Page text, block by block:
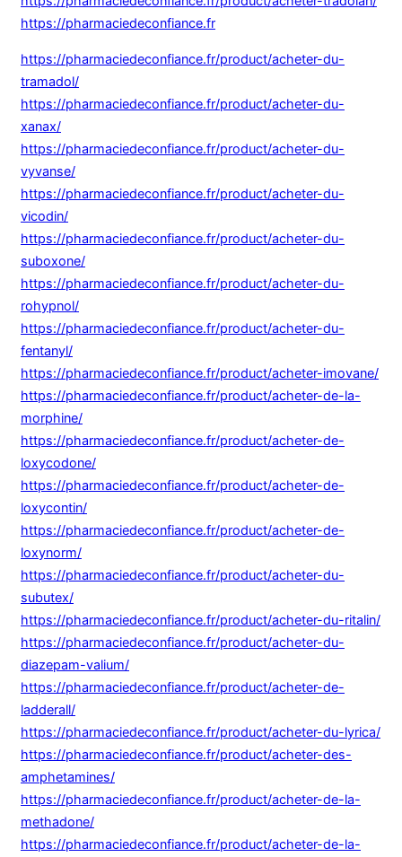
https://pharmaciedeconfiance.fr
https://pharmaciedeconfiance.fr/product/acheter-du-
tramadol/
https://pharmaciedeconfiance.fr/product/acheter-du-
xanax/
https://pharmaciedeconfiance.fr/product/acheter-du-
vyvanse/
https://pharmaciedeconfiance.fr/product/acheter-du-
vicodin/
https://pharmaciedeconfiance.fr/product/acheter-du-
suboxone/
https://pharmaciedeconfiance.fr/product/acheter-du-
rohypnol/
https://pharmaciedeconfiance.fr/product/acheter-du-
fentanyl/
https://pharmaciedeconfiance.fr/product/acheter-imovane/
https://pharmaciedeconfiance.fr/product/acheter-de-la-
morphine/
https://pharmaciedeconfiance.fr/product/acheter-de-
loxycodone/
https://pharmaciedeconfiance.fr/product/acheter-de-
loxycontin/
https://pharmaciedeconfiance.fr/product/acheter-de-
loxynorm/
https://pharmaciedeconfiance.fr/product/acheter-du-
subutex/
https://pharmaciedeconfiance.fr/product/acheter-du-ritalin/
https://pharmaciedeconfiance.fr/product/acheter-du-
diazepam-valium/
https://pharmaciedeconfiance.fr/product/acheter-de-
ladderall/
https://pharmaciedeconfiance.fr/product/acheter-du-lyrica/
https://pharmaciedeconfiance.fr/product/acheter-des-
amphetamines/
https://pharmaciedeconfiance.fr/product/acheter-de-la-
methadone/
https://pharmaciedeconfiance.fr/product/acheter-de-la-